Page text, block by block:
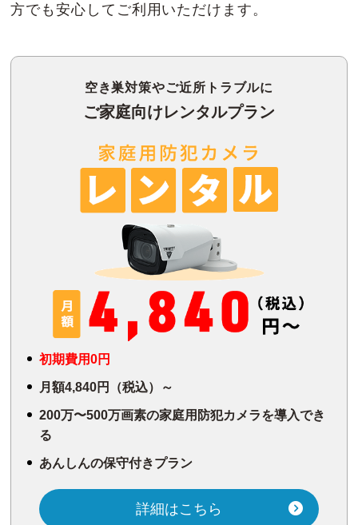
方でも安心してご利用いただけます。
空き巣対策やご近所トラブルに
ご家庭向けレンタルプラン
初期費用0円
月額4,840円（税込）～
200万〜500万画素の家庭用防犯カメラを導入でき
る
あんしんの保守付きプラン
詳細はこちら